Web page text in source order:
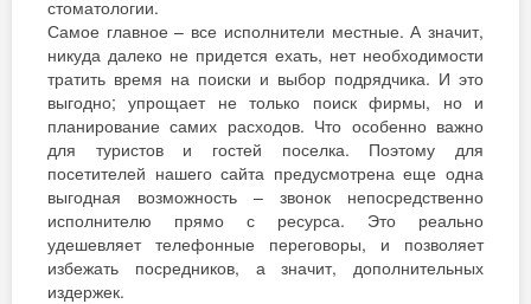
стоматологии.
Самое главное – все исполнители местные. А значит,
никуда далеко не придется ехать, нет необходимости
тратить время на поиски и выбор подрядчика. И это
выгодно; упрощает не только поиск фирмы, но и
планирование самих расходов. Что особенно важно
для туристов и гостей поселка. Поэтому для
посетителей нашего сайта предусмотрена еще одна
выгодная возможность – звонок непосредственно
исполнителю прямо с ресурса. Это реально
удешевляет телефонные переговоры, и позволяет
избежать посредников, а значит, дополнительных
издержек.